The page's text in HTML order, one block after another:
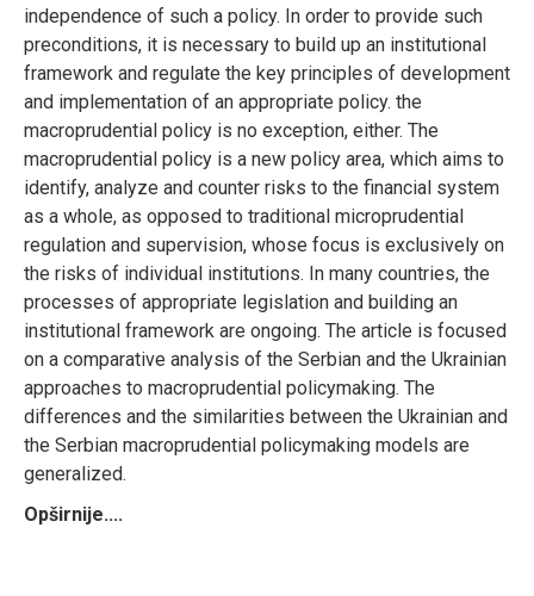
independence of such a policy. In order to provide such
preconditions, it is necessary to build up an institutional
framework and regulate the key principles of development
and implementation of an appropriate policy. the
macroprudential policy is no exception, either. The
macroprudential policy is a new policy area, which aims to
identify, analyze and counter risks to the financial system
as a whole, as opposed to traditional microprudential
regulation and supervision, whose focus is exclusively on
the risks of individual institutions. In many countries, the
processes of appropriate legislation and building an
institutional framework are ongoing. The article is focused
on a comparative analysis of the Serbian and the Ukrainian
approaches to macroprudential policymaking. The
differences and the similarities between the Ukrainian and
the Serbian macroprudential policymaking models are
generalized.
Opširnije....